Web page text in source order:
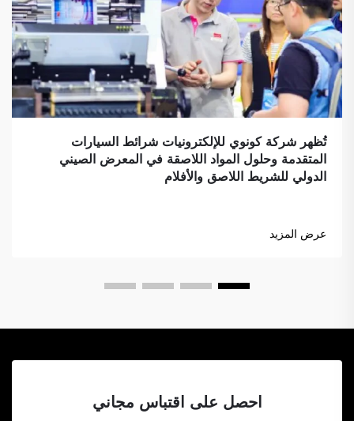
تُظهر شركة كونوي للإلكترونيات شرائط السيارات
المتقدمة وحلول المواد اللاصقة في المعرض الصيني
الدولي للشريط اللاصق والأفلام
عرض المزيد
احصل على اقتباس مجاني